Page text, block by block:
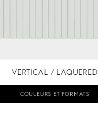
VERTICAL / LAQUERED
COULEURS ET FORMATS